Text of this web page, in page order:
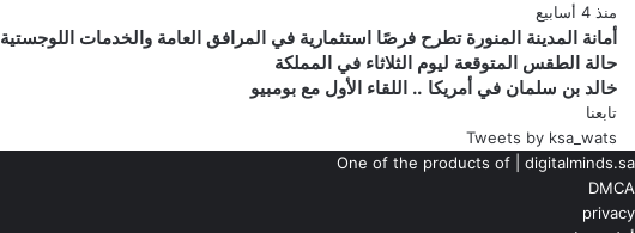
منذ 4 أسابيع
أمانة المدينة المنورة تطرح فرصًا استثمارية في المرافق العامة والخدمات اللوجستية
حالة
الطقس
المتوقعة
ليوم
الثلاثاء
في
المملكة
حالة الطقس المتوقعة ليوم الثلاثاء في المملكة
خالد
بن
سلمان
في
أمريكا
..
خالد بن سلمان في أمريكا .. اللقاء الأول مع بومبيو
تابعنا
Tweets by ksa_wats
One of the products of | digitalminds.sa
DMCA
privacy